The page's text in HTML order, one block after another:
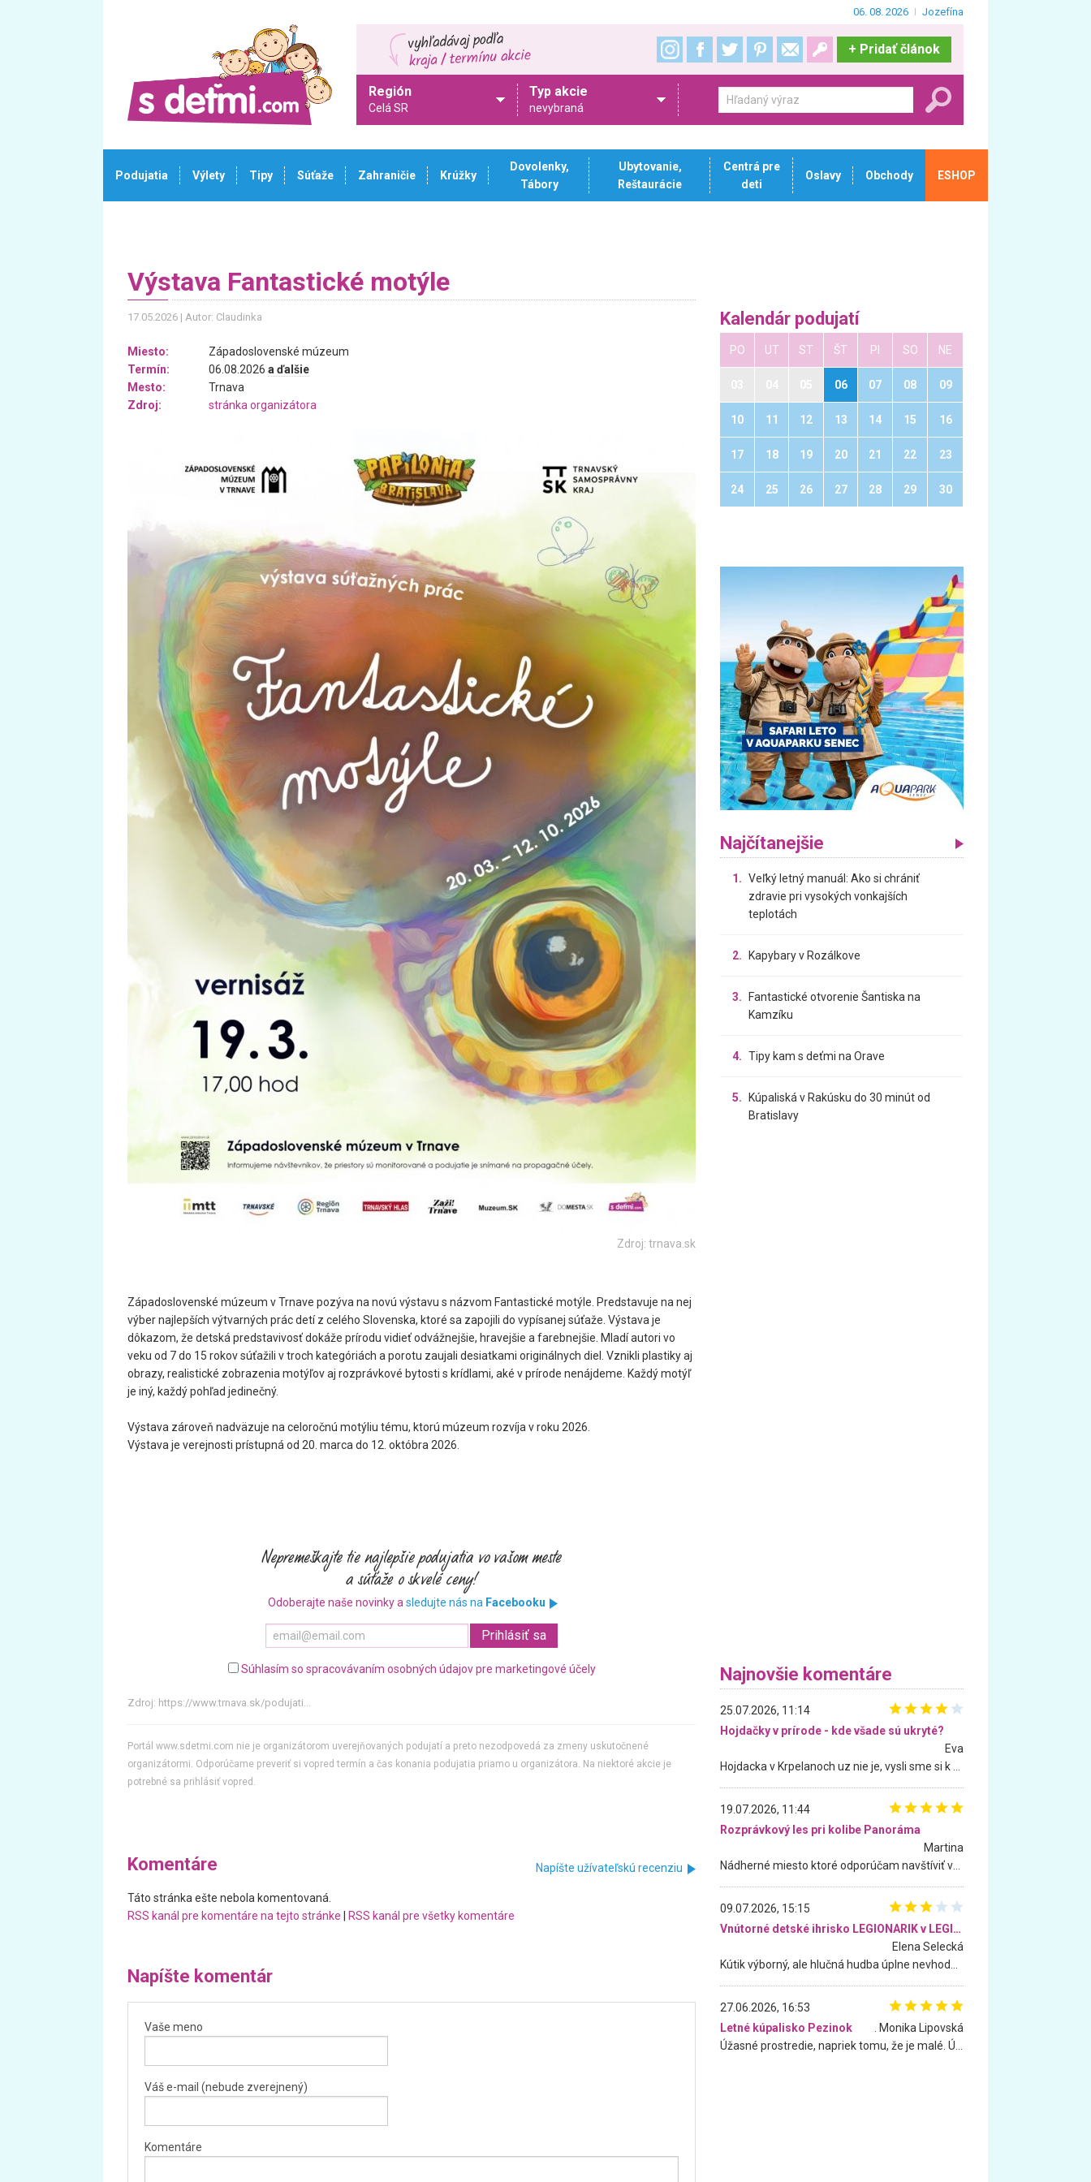
06. 08. 2026 Jozefína
+ Pridať článok
Región
Celá SR
Typ akcie
nevybraná
Podujatia Výlety Tipy Súťaže Zahraničie Krúžky
Dovolenky,
Tábory
Ubytovanie,
Reštaurácie
Centrá pre
deti
Oslavy Obchody ESHOP
Výstava Fantastické motýle
17.05.2026 Autor: Claudinka
Miesto:
Západoslovenské múzeum
Termín:
06.08.2026 a ďalšie
Mesto:
Trnava
Zdroj:
stránka organizátora
Zdroj: trnava.sk
Západoslovenské múzeum v Trnave pozýva na novú výstavu s názvom Fantastické motýle. Predstavuje na nej
výber najlepších výtvarných prác detí z celého Slovenska, ktoré sa zapojili do vypísanej súťaže. Výstava je
dôkazom, že detská predstavivosť dokáže prírodu vidieť odvážnejšie, hravejšie a farebnejšie. Mladí autori vo
veku od 7 do 15 rokov súťažili v troch kategóriách a porotu zaujali desiatkami originálnych diel. Vznikli plastiky aj
obrazy, realistické zobrazenia motýľov aj rozprávkové bytosti s krídlami, aké v prírode nenájdeme. Každý motýľ
je iný, každý pohľad jedinečný.
Výstava zároveň nadväzuje na celoročnú motýliu tému, ktorú múzeum rozvíja v roku 2026.
Výstava je verejnosti prístupná od 20. marca do 12. októbra 2026.
Odoberajte naše novinky a sledujte nás na Facebooku
Súhlasím so spracovávaním osobných údajov pre marketingové účely
Zdroj: https://www.trnava.sk/podujati...
Portál www.sdetmi.com nie je organizátorom uverejňovaných podujatí a preto nezodpovedá za zmeny uskutočnené
organizátormi. Odporúčame preveriť si vopred termín a čas konania podujatia priamo u organizátora. Na niektoré akcie je
potrebné sa prihlásiť vopred.
Komentáre Napíšte užívateľskú recenziu
Táto stránka ešte nebola komentovaná.
RSS kanál pre komentáre na tejto stránke
RSS kanál pre všetky komentáre
Napíšte komentár
Vaše meno
Váš e-mail (nebude zverejnený)
Komentáre
Kalendár podujatí
PO UT ST ŠT PI SO NE
06 07 08 09
10 11 12 13 14 15 16
17 18 19 20 21 22 23
24 25 26 27 28 29 30
Najčítanejšie
1. Veľký letný manuál: Ako si chrániť
zdravie pri vysokých vonkajších
teplotách
2. Kapybary v Rozálkove
3.
Fantastické otvorenie Šantiska na
Kamzíku
4. Tipy kam s deťmi na Orave
5.
Kúpaliská v Rakúsku do 30 minút od
Bratislavy
Najnovšie komentáre
25.07.2026, 11:14
Hojdačky v prírode - kde všade sú ukryté?
Eva
19.07.2026, 11:44
Rozprávkový les pri kolibe Panoráma
Martina
09.07.2026, 15:15
Vnútorné detské ihrisko LEGIONARIK v LEGIA Fitness
Elena Selecká
27.06.2026, 16:53
Letné kúpalisko Pezinok
. Monika Lipovská